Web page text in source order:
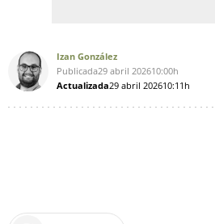
Izan González
Publicada29 abril 202610:00h
Actualizada29 abril 202610:11h